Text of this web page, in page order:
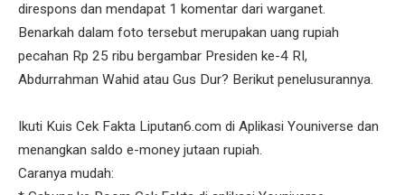
direspons dan mendapat 1 komentar dari warganet.
Benarkah dalam foto tersebut merupakan uang rupiah
pecahan Rp 25 ribu bergambar Presiden ke-4 RI,
Abdurrahman Wahid atau Gus Dur? Berikut penelusurannya.
Ikuti Kuis Cek Fakta Liputan6.com di Aplikasi Youniverse dan
menangkan saldo e-money jutaan rupiah.
Caranya mudah: